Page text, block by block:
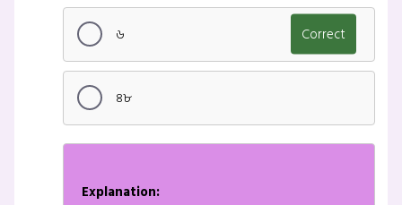
৬ Correct
৪৮
Explanation: